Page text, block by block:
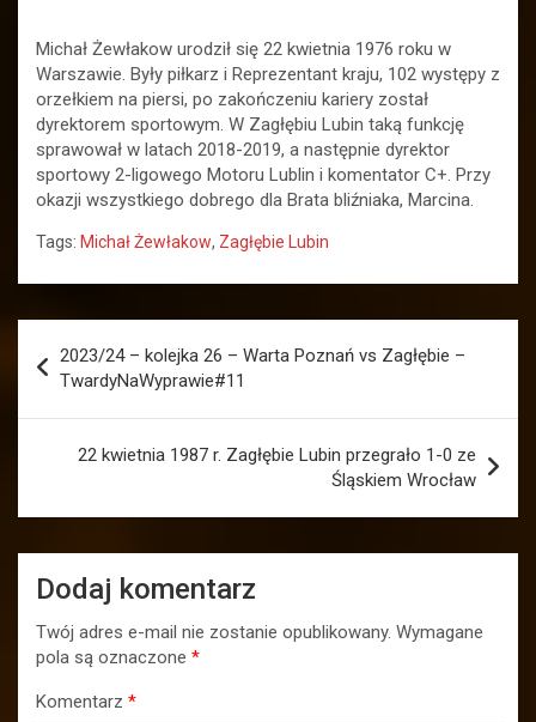
Michał Żewłakow urodził się 22 kwietnia 1976 roku w
Warszawie. Były piłkarz i Reprezentant kraju, 102 występy z
orzełkiem na piersi, po zakończeniu kariery został
dyrektorem sportowym. W Zagłębiu Lubin taką funkcję
sprawował w latach 2018-2019, a następnie dyrektor
sportowy 2-ligowego Motoru Lublin i komentator C+. Przy
okazji wszystkiego dobrego dla Brata bliźniaka, Marcina.
Tags: Michał Żewłakow, Zagłębie Lubin
wpisu
2023/24 – kolejka 26 – Warta Poznań vs Zagłębie –
TwardyNaWyprawie#11
22 kwietnia 1987 r. Zagłębie Lubin przegrało 1-0 ze
Śląskiem Wrocław
Dodaj komentarz
Twój adres e-mail nie zostanie opublikowany. Wymagane
pola są oznaczone *
Komentarz *